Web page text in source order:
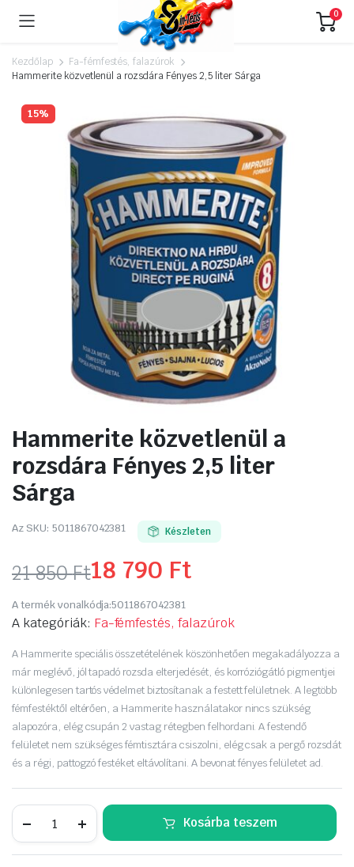
0
Kezdőlap
Fa-fémfestés, falazúrok
Hammerite közvetlenül a rozsdára Fényes 2,5 liter Sárga
15%
Hammerite közvetlenül a
rozsdára Fényes 2,5 liter
Sárga
Az SKU: 5011867042381 Készleten
21 850Ft
Original
price
was:
21
850 Ft.
18 790 Ft
Current
price
is:
18
790 Ft.
A termék vonalkódja:5011867042381
A kategóriák: Fa-fémfestés, falazúrok
A Hammerite speciális összetételének köszönhetően megakadályozza a
már meglévő, jól tapadó rozsda elterjedését, és korróziógátló pigmentjei
különlegesen tartós védelmet biztosítanak a festett felületnek. A legtöbb
fémfestéktől eltérően, a Hammerite használatakor nincs szükség
alapozóra, elég csupán 2 vastag rétegben felhordani. A festendő
felületet nem szükséges fémtisztára csiszolni, elég csak a pergő rozsdát
és a régi, pattogzó festéket eltávolítani. A bevonat fényes felületet ad.
közvetlenül
rozsdára
Kosárba teszem